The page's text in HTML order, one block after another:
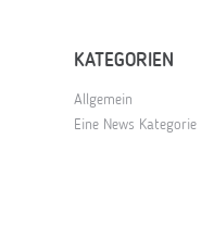
KATEGORIEN
Allgemein
Eine News Kategorie